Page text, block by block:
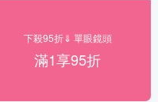
下殺95折⇓ 單眼鏡頭
滿1享95折